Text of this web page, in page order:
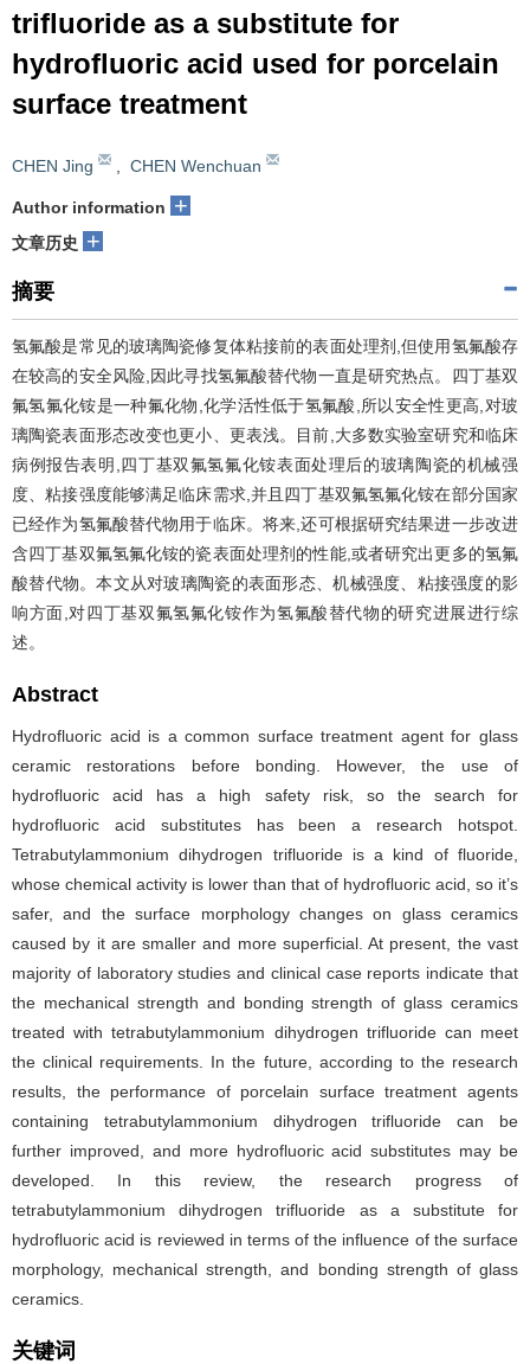
trifluoride as a substitute for
hydrofluoric acid used for porcelain
surface treatment
CHEN Jing CHEN Wenchuan
Author information +
文章历史 +
摘要
氢氟酸是常见的玻璃陶瓷修复体粘接前的表面处理剂,但使用氢氟酸存
在较高的安全风险,因此寻找氢氟酸替代物一直是研究热点。四丁基双
氟氢氟化铵是一种氟化物,化学活性低于氢氟酸,所以安全性更高,对玻
璃陶瓷表面形态改变也更小、更表浅。目前,大多数实验室研究和临床
病例报告表明,四丁基双氟氢氟化铵表面处理后的玻璃陶瓷的机械强
度、粘接强度能够满足临床需求,并且四丁基双氟氢氟化铵在部分国家
已经作为氢氟酸替代物用于临床。将来,还可根据研究结果进一步改进
含四丁基双氟氢氟化铵的瓷表面处理剂的性能,或者研究出更多的氢氟
酸替代物。本文从对玻璃陶瓷的表面形态、机械强度、粘接强度的影
响方面,对四丁基双氟氢氟化铵作为氢氟酸替代物的研究进展进行综
述。
Abstract
Hydrofluoric acid is a common surface treatment agent for glass
ceramic restorations before bonding. However, the use of
hydrofluoric acid has a high safety risk, so the search for
hydrofluoric acid substitutes has been a research hotspot.
Tetrabutylammonium dihydrogen trifluoride is a kind of fluoride,
whose chemical activity is lower than that of hydrofluoric acid, so it’s
safer, and the surface morphology changes on glass ceramics
caused by it are smaller and more superficial. At present, the vast
majority of laboratory studies and clinical case reports indicate that
the mechanical strength and bonding strength of glass ceramics
treated with tetrabutylammonium dihydrogen trifluoride can meet
the clinical requirements. In the future, according to the research
results, the performance of porcelain surface treatment agents
containing tetrabutylammonium dihydrogen trifluoride can be
further improved, and more hydrofluoric acid substitutes may be
developed. In this review, the research progress of
tetrabutylammonium dihydrogen trifluoride as a substitute for
hydrofluoric acid is reviewed in terms of the influence of the surface
morphology, mechanical strength, and bonding strength of glass
ceramics.
关键词